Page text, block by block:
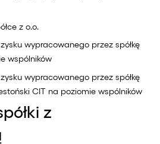
z o.o.
wypracowanego przez spółkę
wspólników
wypracowanego przez spółkę
CIT na poziomie wspólników
z